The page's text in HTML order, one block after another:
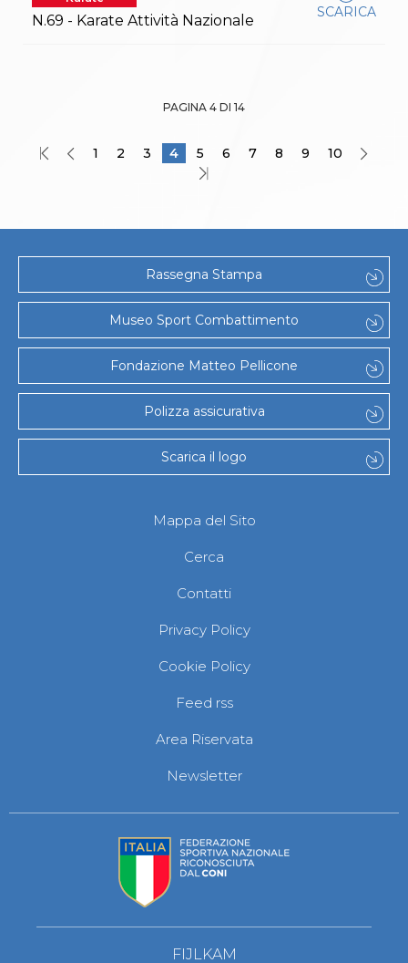
N.69 - Karate Attività Nazionale SCARICA
PAGINA 4 DI 14
1 2 3 4 5 6 7 8 9 10
Rassegna Stampa
Museo Sport Combattimento
Fondazione Matteo Pellicone
Polizza assicurativa
Scarica il logo
Mappa del Sito
Cerca
Contatti
Privacy Policy
Cookie Policy
Feed rss
Area Riservata
Newsletter
FIJLKAM